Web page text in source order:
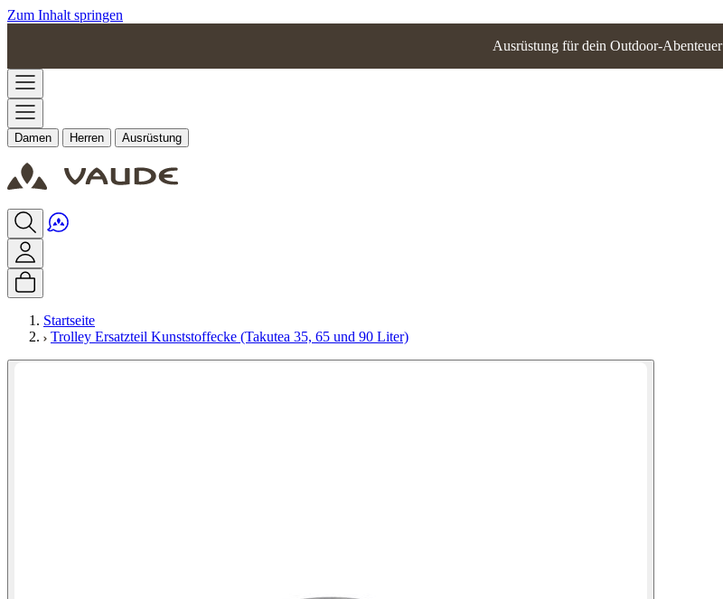
Zum Inhalt springen
Ausrüstung für dein Outdoor-Abenteuer
Damen Herren Ausrüstung
Startseite
Trolley Ersatzteil Kunststoffecke (Takutea 35, 65 und 90 Liter)